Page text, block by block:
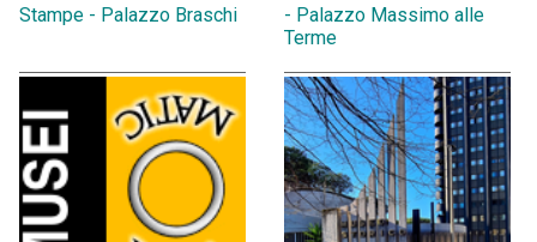
Stampe - Palazzo Braschi
- Palazzo Massimo alle
Terme